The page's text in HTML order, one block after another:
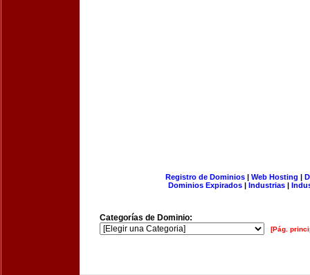
Registro de Dominios| Web Hosting |
Dominios Expirados | Industrias |
Categorías de Dominio:
[Pág.